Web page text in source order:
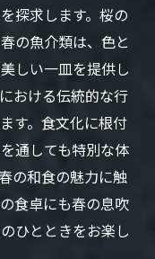
探求します。桜の
の魚介類は、色と
しい一皿を提供し
おける伝統的な行
す。食文化に根付
通しても特別な体
の和食の魅力に触
食卓にも春の息吹
ひとときをお楽し